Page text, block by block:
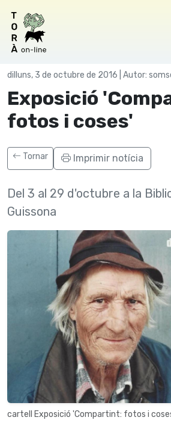
dilluns, 3 de octubre de 2016 | Autor:
Exposició
fotos i coses'
Tornar Imprimir notícia
Del 3 al 29 d'octubre a la
Guissona
cartell Exposició 'Compartint: fotos i